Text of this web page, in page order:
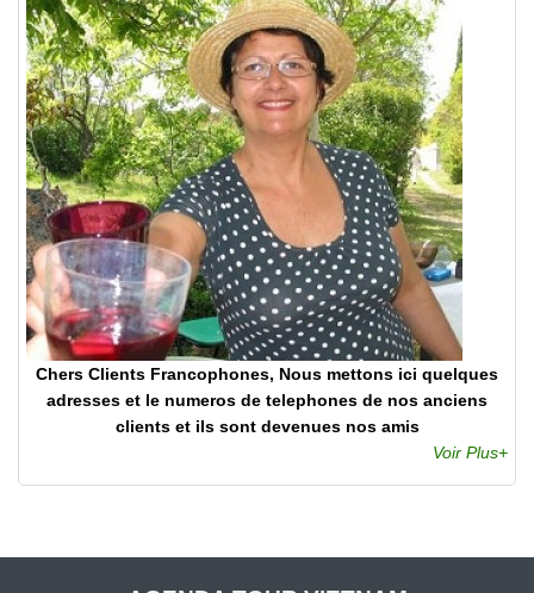
Chers Clients Francophones, Nous mettons ici quelques
adresses et le numeros de telephones de nos anciens
clients et ils sont devenues nos amis
Voir Plus+